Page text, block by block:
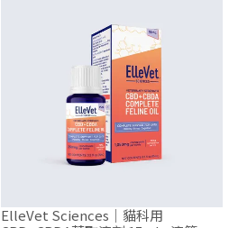
ElleVet Sciences｜貓科用